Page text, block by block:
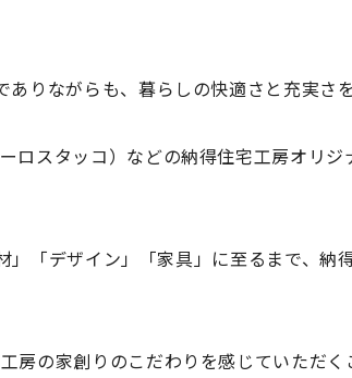
りながらも、暮らしの快適さと充実さ
ロスタッコ）などの納得住宅工房オリ
「デザイン」「家具」に至るまで、納
房の家創りのこだわり を感じていただく